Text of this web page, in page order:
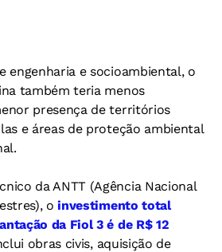
engenharia e socioambiental, o
também teria menos
presença de territórios
e áreas de proteção ambiental
da ANTT (Agência Nacional
oinvestimento total
da Fiol 3 é de R$ 12
obras civis, aquisição de